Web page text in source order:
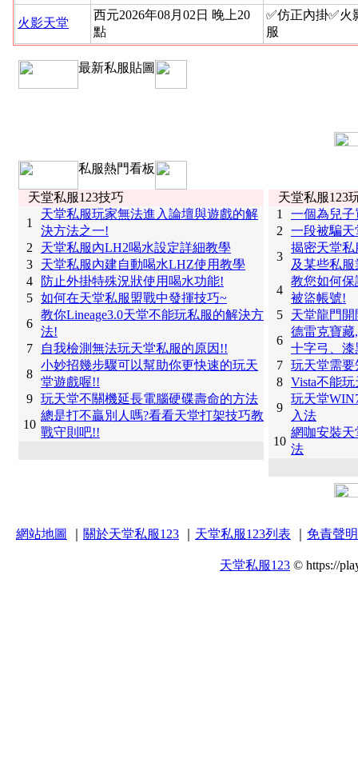
火影天堂
西元2026年08月02日 晚上20
點
✅仿正內掛✅火
服
最新私服貼圖
私服熱門看板
天堂私服123技巧
1
天堂私服玩家無法進入論壇與遊戲的解
決方法之一!
2
天堂私服內LH2喝水設定詳細教學
3
天堂私服內建自動喝水LHZ使用教學
4
防止外掛特殊況狀使用喝水功能!
5 如何在天堂私服盟戰中發揮技巧~
6
教你Lineage3.0天堂不能玩私服的解決方
法!
7
自我檢測無法玩天堂私服的原因!!
8
小妙招幾步驟可以幫助你更快速的玩天
堂遊戲喔!!
9 玩天堂不關機延長電腦硬碟壽命的方法
10
總是打不贏別人嗎?看看天堂打架技巧教
戰守則吧!!
天堂私服123
1
一個為兒
2
一段被騙
3
揭密天堂
及某些私
4
教您如何
被盜帳號!
5
天堂龍門
6
德雷克寶
十字弓、
7 玩天堂需
8 Vista不能
9
玩天堂
入法
10
網咖安裝
法
網站地圖 關於天堂私服123 天堂私服123列表 免責聲明
天堂私服123 © https://